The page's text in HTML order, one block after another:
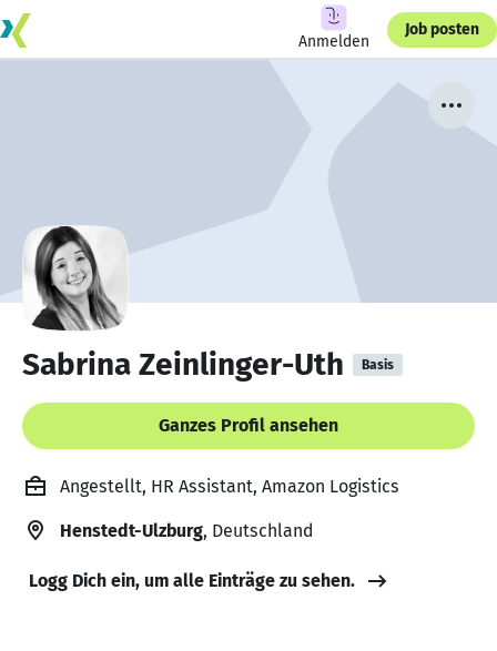
Anmelden
Job posten
Sabrina Zeinlinger-Uth Basis
Ganzes Profil ansehen
Angestellt, HR Assistant, Amazon Logistics
Henstedt-Ulzburg, Deutschland
Logg Dich ein, um alle Einträge zu sehen.